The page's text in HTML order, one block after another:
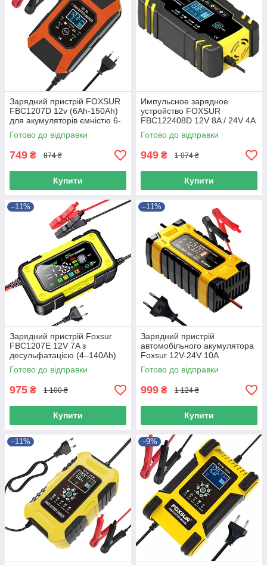
Зарядний пристрій FOXSUR
FBC1207D 12v (6Ah-150Ah)
для акумуляторів ємністю 6-
150Ah
Готово до відправки
749 ₴ 874 ₴
Купити
Импульсное зарядное
устройство FOXSUR
FBC122408D 12V 8A / 24V 4A
с десульфатацией и
режимом восстановления
АКБ
Готово до відправки
949 ₴ 1 074 ₴
Купити
–11%
Зарядний пристрій Foxsur
FBC1207E 12V 7A з
десульфатацією (4–140Ah)
Готово до відправки
975 ₴ 1 100 ₴
Купити
–11%
Зарядний пристрій
автомобільного акумулятора
Foxsur 12V-24V 10A
FBC122410E імпульсний
зарядний пристрій з РК-
дисплеєм
Готово до відправки
999 ₴ 1 124 ₴
Купити
–11% –9%